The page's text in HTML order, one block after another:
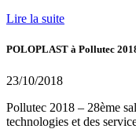
Lire la suite
POLOPLAST à Pollutec
23/10/2018
Pollutec 2018 – 28ème
technologies et des